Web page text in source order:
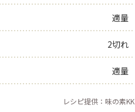
適量
2切れ
適量
レシピ提供：味の素KK